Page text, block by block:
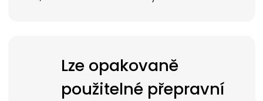
Lze opakovaně
použitelné přepravní